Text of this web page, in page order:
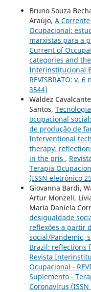
Bruno Souza
Araújo, A
Ocupacional:
marxistas para a
Current of
categories and
Interinstitucional
REVISBRATO: v.
3544)
Waldez
Santos,
ocupacional
de produção de
Interventional
therapy:
in the pris ,
Terapia
(ISSN eletrônico
Giovanna Bardi,
Artur Monzeli,
Maria Daniela
desigualdade
reflexões a partir
social/Pandemic,
Brazil: reflections
Revista
Ocupacional -
Suplemento -
Coronavírus